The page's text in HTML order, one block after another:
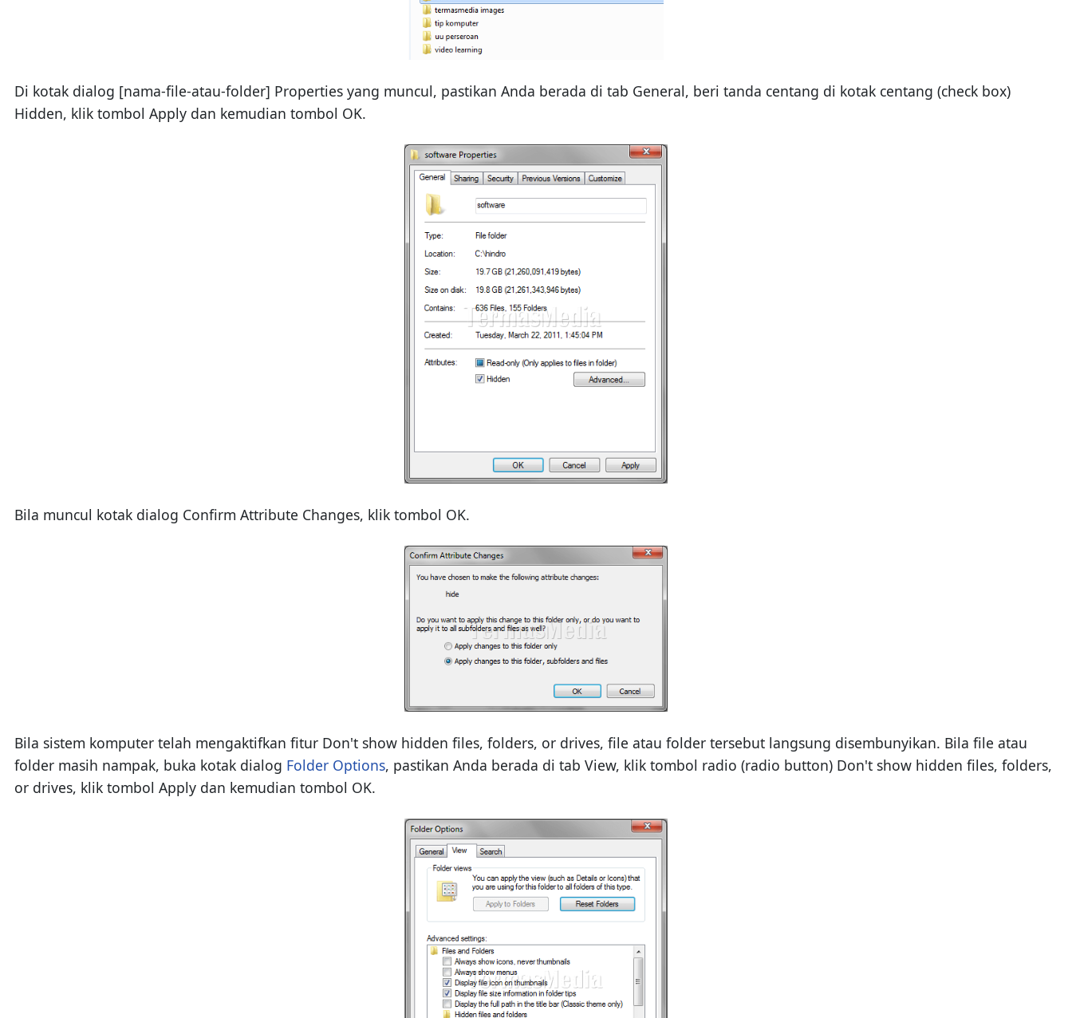
Di kotak dialog [nama-file-atau-folder] Properties yang muncul, pastikan Anda berada di tab General, beri tanda centang di kotak centang (check box)
Hidden, klik tombol Apply dan kemudian tombol OK.
Bila muncul kotak dialog Confirm Attribute Changes, klik tombol OK.
Bila sistem komputer telah mengaktifkan fitur Don't show hidden files, folders, or drives, file atau folder tersebut langsung disembunyikan. Bila file atau
folder masih nampak, buka kotak dialog Folder Options, pastikan Anda berada di tab View, klik tombol radio (radio button) Don't show hidden files, folders,
or drives, klik tombol Apply dan kemudian tombol OK.